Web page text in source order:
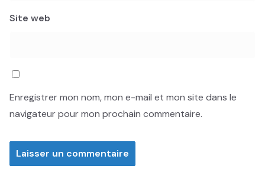
Site web
Enregistrer mon nom, mon e-mail et mon site dans le
navigateur pour mon prochain commentaire.